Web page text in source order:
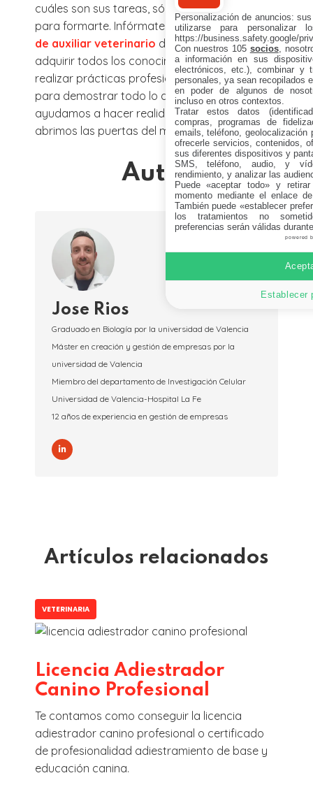
cuáles son sus tareas, sólo te falta dar el paso
para formarte. Infórmate sobre nuestro
curso
de auxiliar veterinario donde vas a poder
adquirir todos los conocimientos necesarios y
realizar prácticas profesionales aseguradas
para demostrar todo lo que sabes. Te
ayudamos a hacer realidad tus sueños y te
abrimos las puertas del mercado laboral.
Autor
Jose Rios
Graduado en Biología por la universidad de Valencia
Máster en creación y gestión de empresas por la
universidad de Valencia
Miembro del departamento de Investigación Celular
Universidad de Valencia-Hospital La Fe
12 años de experiencia en gestión de empresas
Artículos relacionados
VETERINARIA
Licencia Adiestrador
Canino Profesional
Te contamos como conseguir la licencia
adiestrador canino profesional o certificado
de profesionalidad adiestramiento de base y
educación canina.
Personalización de anuncios:
utilizarse para personalizar
https://business.safety.google/
Con nuestros 105 socios,
a información en sus
electrónicos, etc.), combinar y
personales, ya sean recopilados
en poder de algunos de
incluso en otros contextos.
Tratar estos datos
compras, programas de
emails, teléfono,
ofrecerle servicios, contenidos,
sus diferentes dispositivos y
SMS, teléfono, audio, y
rendimiento, y analizar las
Puede «aceptar todo» y
momento mediante el enlace
También puede «establecer
los tratamientos no
preferencias serán válidas
powered
Establecer